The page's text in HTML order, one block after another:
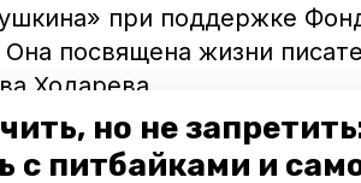
но не
с питбайками и
при поддержке
посвящена жизни
Ходарева.
в сентябре в